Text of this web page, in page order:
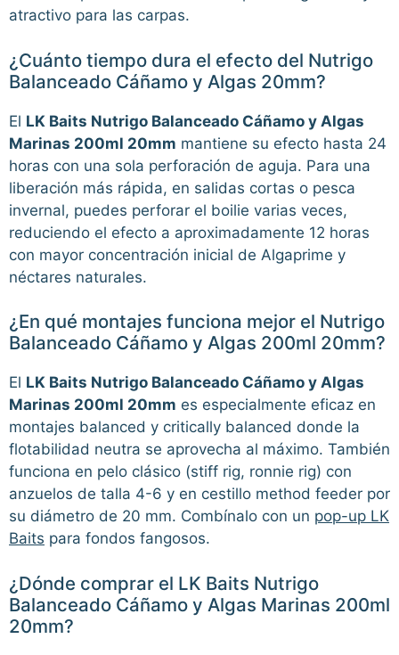
atractivo para las carpas.
¿Cuánto tiempo dura el efecto del Nutrigo
Balanceado Cáñamo y Algas 20mm?
El LK Baits Nutrigo Balanceado Cáñamo y Algas
Marinas 200ml 20mm mantiene su efecto hasta 24
horas con una sola perforación de aguja. Para una
liberación más rápida, en salidas cortas o pesca
invernal, puedes perforar el boilie varias veces,
reduciendo el efecto a aproximadamente 12 horas
con mayor concentración inicial de Algaprime y
néctares naturales.
¿En qué montajes funciona mejor el Nutrigo
Balanceado Cáñamo y Algas 200ml 20mm?
El LK Baits Nutrigo Balanceado Cáñamo y Algas
Marinas 200ml 20mm es especialmente eficaz en
montajes balanced y critically balanced donde la
flotabilidad neutra se aprovecha al máximo. También
funciona en pelo clásico (stiff rig, ronnie rig) con
anzuelos de talla 4-6 y en cestillo method feeder por
su diámetro de 20 mm. Combínalo con un pop-up LK
Baits para fondos fangosos.
¿Dónde comprar el LK Baits Nutrigo
Balanceado Cáñamo y Algas Marinas 200ml
20mm?